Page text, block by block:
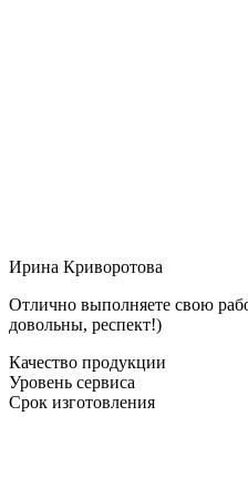
Ирина Криворотова
Отлично выполняете свою
довольны, респект!)
Качество продукции
Уровень сервиса
Срок изготовления